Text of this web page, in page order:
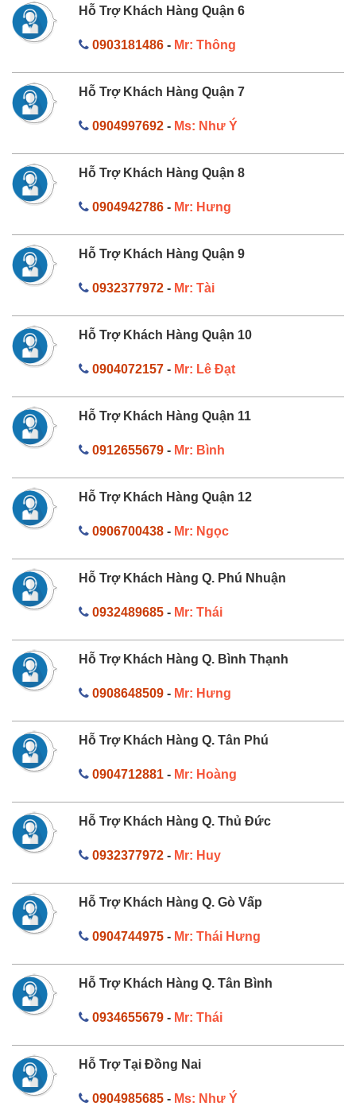
Hỗ Trợ Khách Hàng Quận 6
0903181486- Mr: Thông
Hỗ Trợ Khách Hàng Quận 7
0904997692- Ms: Như Ý
Hỗ Trợ Khách Hàng Quận 8
0904942786- Mr: Hưng
Hỗ Trợ Khách Hàng Quận 9
0932377972- Mr: Tài
Hỗ Trợ Khách Hàng Quận 10
0904072157- Mr: Lê Đạt
Hỗ Trợ Khách Hàng Quận 11
0912655679- Mr: Bình
Hỗ Trợ Khách Hàng Quận 12
0906700438- Mr: Ngọc
Hỗ Trợ Khách Hàng Q. Phú Nhuận
0932489685- Mr: Thái
Hỗ Trợ Khách Hàng Q. Bình Thạnh
0908648509- Mr: Hưng
Hỗ Trợ Khách Hàng Q. Tân Phú
0904712881- Mr: Hoàng
Hỗ Trợ Khách Hàng Q. Thủ Đức
0932377972- Mr: Huy
Hỗ Trợ Khách Hàng Q. Gò Vấp
0904744975- Mr: Thái Hưng
Hỗ Trợ Khách Hàng Q. Tân Bình
0934655679- Mr: Thái
Hỗ Trợ Tại Đồng Nai
0904985685- Ms: Như Ý